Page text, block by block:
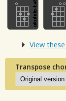
View
Transpose